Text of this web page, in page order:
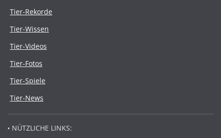
Tier-Rekorde
Tier-Wissen
Tier-Videos
Tier-Fotos
Tier-Spiele
Tier-News
• NÜTZLICHE LINKS: